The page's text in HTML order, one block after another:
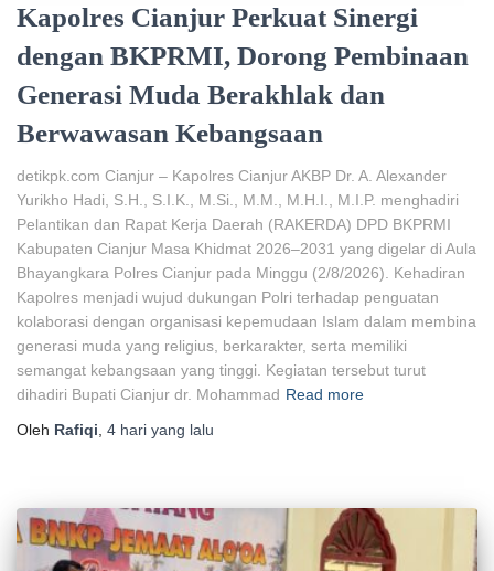
Kapolres Cianjur Perkuat Sinergi
dengan BKPRMI, Dorong Pembinaan
Generasi Muda Berakhlak dan
Berwawasan Kebangsaan
detikpk.com Cianjur – Kapolres Cianjur AKBP Dr. A. Alexander
Yurikho Hadi, S.H., S.I.K., M.Si., M.M., M.H.I., M.I.P. menghadiri
Pelantikan dan Rapat Kerja Daerah (RAKERDA) DPD BKPRMI
Kabupaten Cianjur Masa Khidmat 2026–2031 yang digelar di Aula
Bhayangkara Polres Cianjur pada Minggu (2/8/2026). Kehadiran
Kapolres menjadi wujud dukungan Polri terhadap penguatan
kolaborasi dengan organisasi kepemudaan Islam dalam membina
generasi muda yang religius, berkarakter, serta memiliki
semangat kebangsaan yang tinggi. Kegiatan tersebut turut
dihadiri Bupati Cianjur dr. Mohammad Read more
Oleh Rafiqi 4 hari yang lalu